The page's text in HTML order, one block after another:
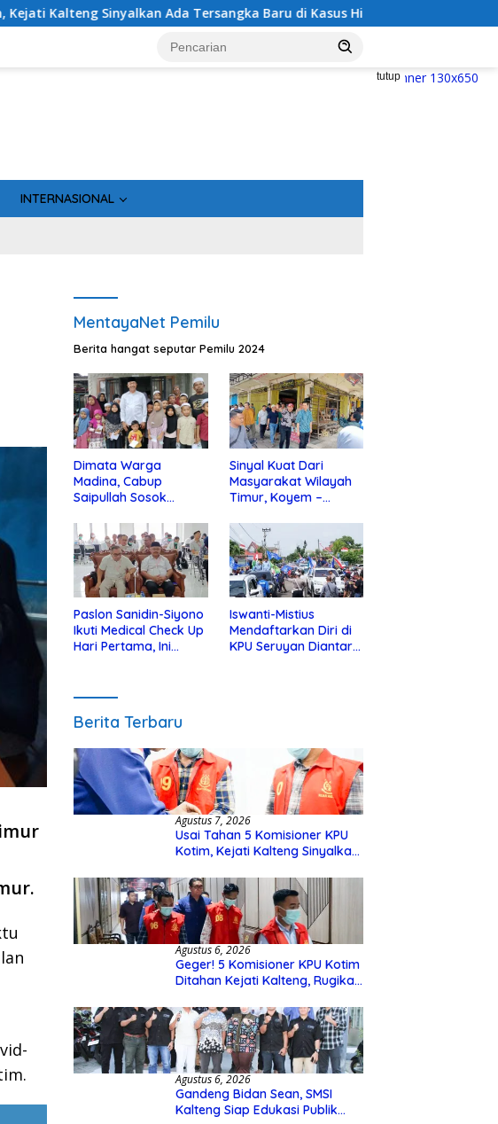
Baru di Kasus Hibah Rp40 Miliar Geger! 5 Komisioner KPU Kotim
tutup
INTERNASIONAL
MentayaNet Pemilu
Berita hangat seputar Pemilu 2024
Dimata Warga
Madina, Cabup
Saipullah Sosok
Anak Yatim
Sinyal Kuat Dari
Masyarakat Wilayah
Timur, Koyem –
di Kotim
Paslon Sanidin-Siyono
Ikuti Medical Check Up
Hari Pertama, Ini
Iswanti-Mistius
Mendaftarkan Diri di
KPU Seruyan Diantar
Berita Terbaru
Agustus 7, 2026
Usai Tahan 5 Komisioner KPU
Kotim, Kejati Kalteng Sinyalkan
Hibah Rp40 Miliar
Agustus 6, 2026
Geger! 5 Komisioner KPU Kotim
Ditahan Kejati Kalteng, Rugikan
Hibah Rp40 Miliar
Agustus 6, 2026
Gandeng Bidan Sean, SMSI
Kalteng Siap Edukasi Publik